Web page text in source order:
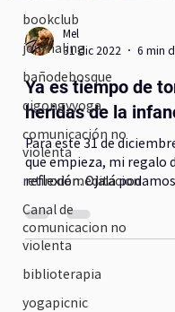
bookclub
journaling
bañodebosque
qigongyyoga
comunicación no
violenta
retirodemeditacion
Canal de
comunicacion no
violenta
biblioterapia
yogapicnic
Mel
31 dic 2022
6 min
Ya es tiempo de
heridas de la
Para este 31 de diciembre y
que empieza, mi regalo
reflexión. Ojalá